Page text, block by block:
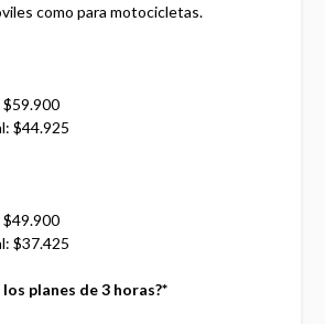
como para motocicletas.
$59.900
$44.925
$49.900
$37.425
planes de 3 horas?*